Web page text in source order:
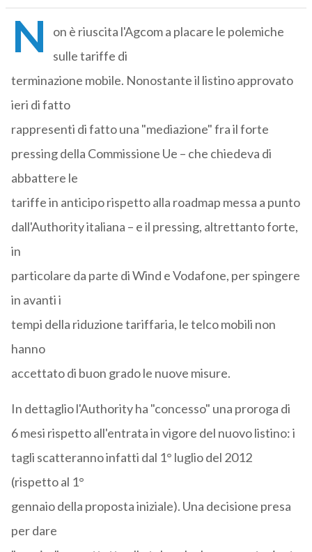
N
on è riuscita l'Agcom a placare le polemiche
sulle tariffe di
terminazione mobile. Nonostante il listino approvato
ieri di fatto
rappresenti di fatto una "mediazione" fra il forte
pressing della Commissione Ue – che chiedeva di
abbattere le
tariffe in anticipo rispetto alla roadmap messa a punto
dall'Authority italiana – e il pressing, altrettanto forte,
in
particolare da parte di Wind e Vodafone, per spingere
in avanti i
tempi della riduzione tariffaria, le telco mobili non
hanno
accettato di buon grado le nuove misure.
In dettaglio l'Authority ha "concesso" una proroga di
6 mesi rispetto all'entrata in vigore del nuovo listino: i
tagli scatteranno infatti dal 1° luglio del 2012
(rispetto al 1°
gennaio della proposta iniziale). Una decisione presa
per dare